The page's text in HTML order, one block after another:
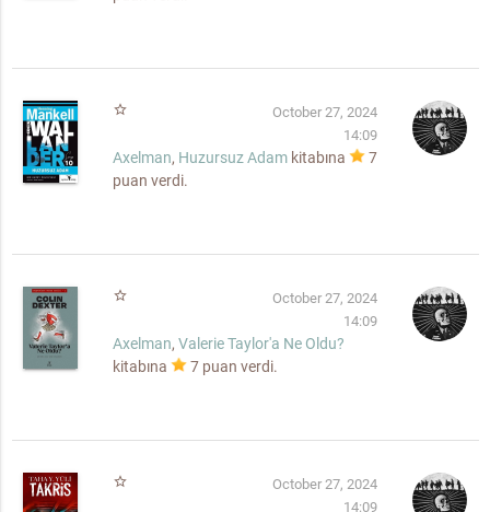
star_border
October 27, 2024
14:09
Axelman, Huzursuz Adamkitabına
7
puan verdi.
star_border
October 27, 2024
14:09
Axelman, Valerie Taylor'a Ne Oldu?
kitabına
7 puan verdi.
star_border
October 27, 2024
14:09